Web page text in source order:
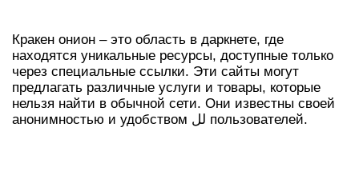
Кракен онион – это область в даркнете, где
находятся уникальные ресурсы, доступные только
через специальные ссылки. Эти сайты могут
предлагать различные услуги и товары, которые
нельзя найти в обычной сети. Они известны своей
анонимностью и удобством لل пользователей.